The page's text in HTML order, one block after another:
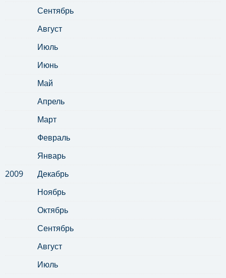
Сентябрь
Август
Июль
Июнь
Май
Апрель
Март
Февраль
Январь
2009
Декабрь
Ноябрь
Октябрь
Сентябрь
Август
Июль